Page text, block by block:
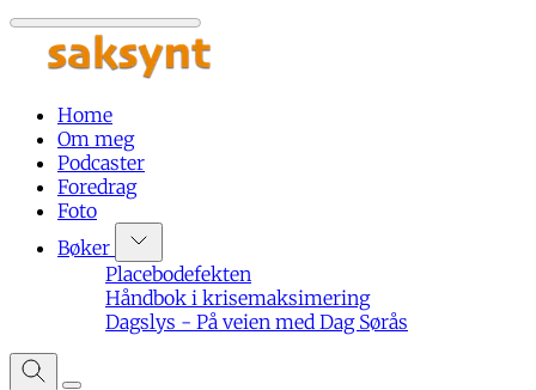
Home
Om meg
Podcaster
Foredrag
Foto
Bøker
Placebodefekten
Håndbok i krisemaksimering
Dagslys - På veien med Dag Sørås